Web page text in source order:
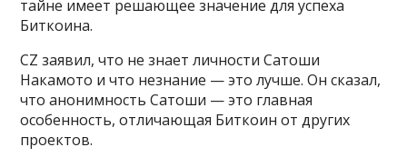
тайне имеет решающее значение для успеха
Биткоина.
CZ заявил, что не знает личности Сатоши
Накамото и что незнание — это лучше. Он сказал,
что анонимность Сатоши — это главная
особенность, отличающая Биткоин от других
проектов.